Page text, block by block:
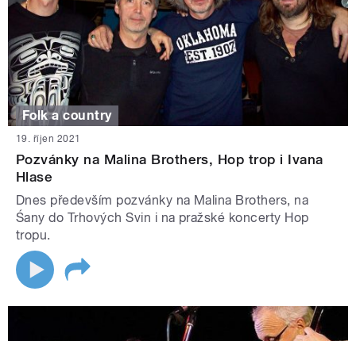
Folk a country
19. říjen 2021
Pozvánky na Malina Brothers, Hop trop i Ivana
Hlase
Dnes především pozvánky na Malina Brothers, na
Śany do Trhových Svin i na pražské koncerty Hop
tropu.